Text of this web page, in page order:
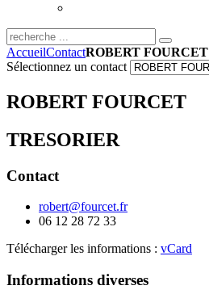
AccueilContactROBERT FOURCET
Sélectionnez un contact
ROBERT FOURCET
TRESORIER
Contact
robert@fourcet.fr
06 12 28 72 33
Télécharger les informations : vCard
Informations diverses